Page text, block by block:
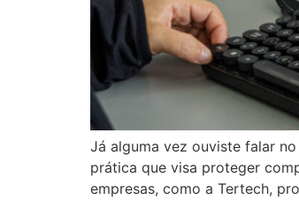
Já alguma vez ouviste falar
prática que visa proteger
empresas, como a Tertech,